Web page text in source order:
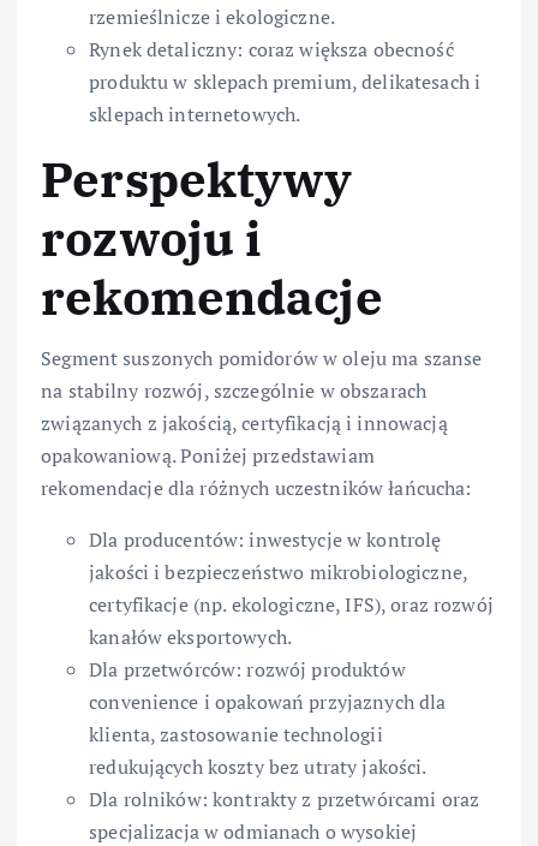
rzemieślnicze i ekologiczne.
Rynek detaliczny: coraz większa obecność
produktu w sklepach premium, delikatesach i
sklepach internetowych.
Perspektywy
rozwoju i
rekomendacje
Segment suszonych pomidorów w oleju ma szanse
na stabilny rozwój, szczególnie w obszarach
związanych z jakością, certyfikacją i innowacją
opakowaniową. Poniżej przedstawiam
rekomendacje dla różnych uczestników łańcucha:
Dla producentów: inwestycje w kontrolę
jakości i bezpieczeństwo mikrobiologiczne,
certyfikacje (np. ekologiczne, IFS), oraz rozwój
kanałów eksportowych.
Dla przetwórców: rozwój produktów
convenience i opakowań przyjaznych dla
klienta, zastosowanie technologii
redukujących koszty bez utraty jakości.
Dla rolników: kontrakty z przetwórcami oraz
specjalizacja w odmianach o wysokiej